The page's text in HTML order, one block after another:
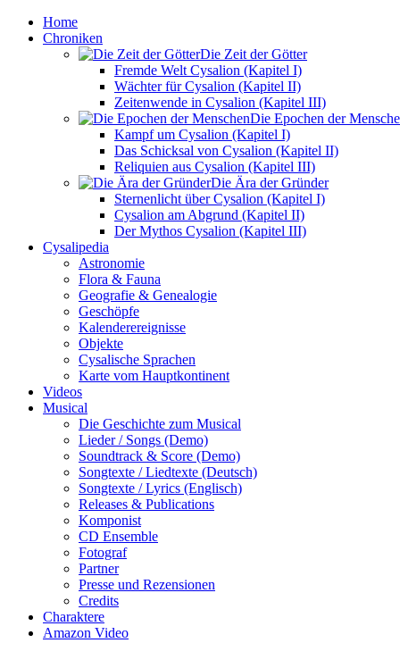
Home
Chroniken
Die Zeit der Götter
Fremde Welt Cysalion (Kapitel I)
Wächter für Cysalion (Kapitel II)
Zeitenwende in Cysalion (Kapitel III)
Die Epochen der
Kampf um Cysalion (Kapitel I)
Das Schicksal von Cysalion (Kapitel II)
Reliquien aus Cysalion (Kapitel III)
Die Ära der Gründer
Sternenlicht über Cysalion (Kapitel I)
Cysalion am Abgrund (Kapitel II)
Der Mythos Cysalion (Kapitel III)
Cysalipedia
Astronomie
Flora & Fauna
Geografie & Genealogie
Geschöpfe
Kalenderereignisse
Objekte
Cysalische Sprachen
Karte vom Hauptkontinent
Videos
Musical
Die Geschichte zum Musical
Lieder / Songs (Demo)
Soundtrack & Score (Demo)
Songtexte / Liedtexte (Deutsch)
Songtexte / Lyrics (Englisch)
Releases & Publications
Komponist
CD Ensemble
Fotograf
Partner
Presse und Rezensionen
Credits
Charaktere
Amazon Video